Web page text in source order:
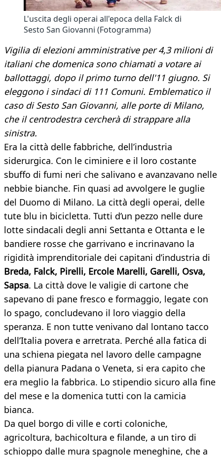
L'uscita degli operai all'epoca della Falck di
Sesto San Giovanni (Fotogramma)
Vigilia di elezioni amministrative per 4,3 milioni di
italiani che domenica sono chiamati a votare ai
ballottaggi, dopo il primo turno dell'11 giugno. Si
eleggono i sindaci di 111 Comuni. Emblematico il
caso di Sesto San Giovanni, alle porte di Milano,
che il centrodestra cercherà di strappare alla
sinistra.
Era la città delle fabbriche, dell’industria
siderurgica. Con le ciminiere e il loro costante
sbuffo di fumi neri che salivano e avanzavano nelle
nebbie bianche. Fin quasi ad avvolgere le guglie
del Duomo di Milano. La città degli operai, delle
tute blu in bicicletta. Tutti d’un pezzo nelle dure
lotte sindacali degli anni Settanta e Ottanta e le
bandiere rosse che garrivano e incrinavano la
rigidità imprenditoriale dei capitani d’industria di
Breda, Falck, Pirelli, Ercole Marelli, Garelli, Osva,
Sapsa. La città dove le valigie di cartone che
sapevano di pane fresco e formaggio, legate con
lo spago, concludevano il loro viaggio della
speranza. E non tutte venivano dal lontano tacco
dell’Italia povera e arretrata. Perché alla fatica di
una schiena piegata nel lavoro delle campagne
della pianura Padana o Veneta, si era capito che
era meglio la fabbrica. Lo stipendio sicuro alla fine
del mese e la domenica tutti con la camicia
bianca.
Da quel borgo di ville e corti coloniche,
agricoltura, bachicoltura e filande, a un tiro di
schioppo dalle mura spagnole meneghine, che a